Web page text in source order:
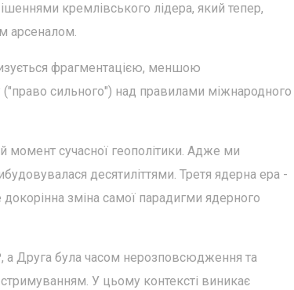
кремлівського лідера, який тепер,
арсеналом.
фрагментацією, меншою
("право сильного") над правилами міжнародного
сучасної геополітики. Адже ми
десятиліттями. Третя ядерна ера -
зміна самої парадигми ядерного
Друга була часом нерозповсюдження та
У цьому контексті виникає